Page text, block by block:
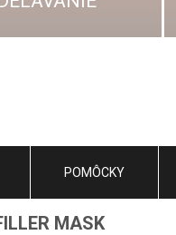
POMÔCKY
MASK